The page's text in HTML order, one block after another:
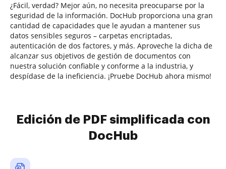
¿Fácil, verdad? Mejor aún, no necesita preocuparse por la
seguridad de la información. DocHub proporciona una gran
cantidad de capacidades que le ayudan a mantener sus
datos sensibles seguros – carpetas encriptadas,
autenticación de dos factores, y más. Aproveche la dicha de
alcanzar sus objetivos de gestión de documentos con
nuestra solución confiable y conforme a la industria, y
despídase de la ineficiencia. ¡Pruebe DocHub ahora mismo!
Edición de PDF simplificada con
DocHub